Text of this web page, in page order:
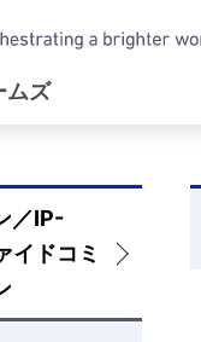
ムズ
／IP-
イドコミ